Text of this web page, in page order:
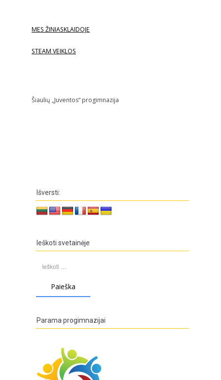
MES ŽINIASKLAIDOJE
STEAM VEIKLOS
Šiaulių „Juventos“ progimnazija
Išversti:
Ieškoti svetainėje
Parama progimnazijai